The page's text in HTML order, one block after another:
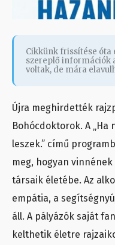
Cikkünk frissítése óta
szereplő információk
voltak, de mára
Újra meghirdették
Bohócdoktorok. A
leszek.” című
meg, hogyan
társaik életébe. Az
empátia, a
áll. A pályázók saját
kelthetik életre